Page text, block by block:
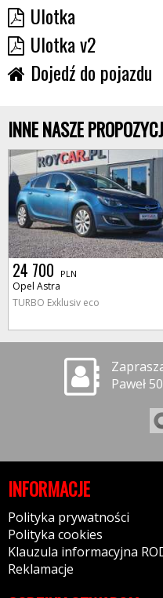
Ulotka
Ulotka v2
Dojedź do pojazdu
INNE NASZE
24 700 PLN
Opel Astra
TURBO Exklusiv eco
Paweł
INFORMACJE
Polityka prywatności
Polityka cookies
Klauzula informacyjna
Reklamacje